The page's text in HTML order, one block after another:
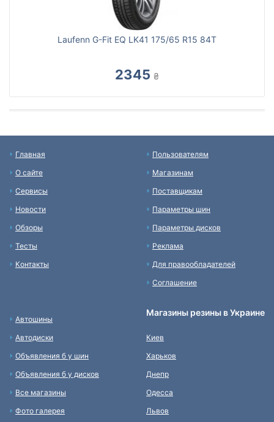
Laufenn G-Fit EQ LK41 175/65 R15 84T
2345 ₴
Главная
О сайте
Сервисы
Новости
Обзоры
Тесты
Контакты
Пользователям
Магазинам
Поставщикам
Параметры шин
Параметры дисков
Реклама
Для правообладателей
Соглашение
Автошины
Автодиски
Объявления б у шин
Объявления б у дисков
Все магазины
Фото галерея
Магазины резины в Украине
Киев
Харьков
Днепр
Одесса
Львов